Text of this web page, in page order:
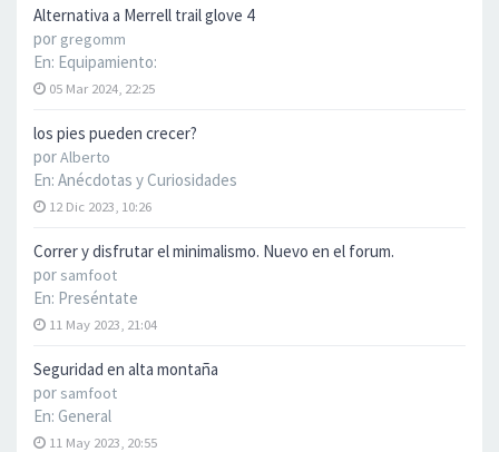
Alternativa a Merrell trail glove 4
por gregomm
En: Equipamiento:
05 Mar 2024, 22:25
los pies pueden crecer?
porAlberto
En: Anécdotas y Curiosidades
12 Dic 2023, 10:26
Correr y disfrutar el minimalismo. Nuevo en el forum.
por samfoot
En: Preséntate
11 May 2023, 21:04
Seguridad en alta montaña
por samfoot
En: General
11 May 2023, 20:55